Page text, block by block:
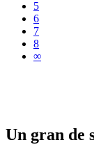
5
6
7
8
∞
Un gran de